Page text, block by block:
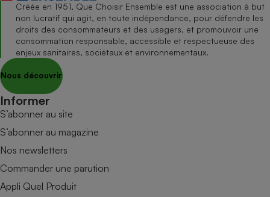
Créée en 1951, Que Choisir Ensemble est une association à but
non lucratif qui agit, en toute indépendance, pour défendre les
droits des consommateurs et des usagers, et promouvoir une
consommation responsable, accessible et respectueuse des
enjeux sanitaires, sociétaux et environnementaux.
Nous découvrir
Informer
S’abonner au site
S’abonner au magazine
Nos newsletters
Commander une parution
Appli Quel Produit